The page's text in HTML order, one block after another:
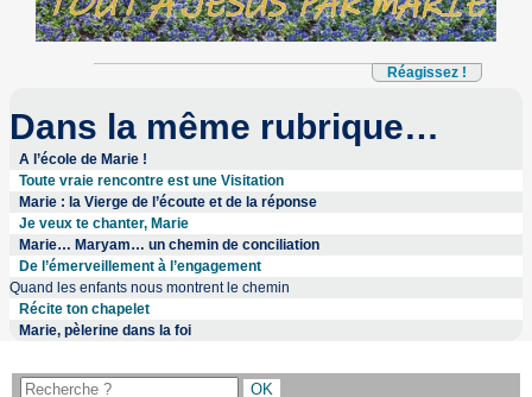
Réagissez !
Dans la même rubrique…
A l’école de Marie !
Toute vraie rencontre est une Visitation
Marie : la Vierge de l’écoute et de la réponse
Je veux te chanter, Marie
Marie… Maryam… un chemin de conciliation
De l’émerveillement à l’engagement
Quand les enfants nous montrent le chemin
Récite ton chapelet
Marie, pèlerine dans la foi